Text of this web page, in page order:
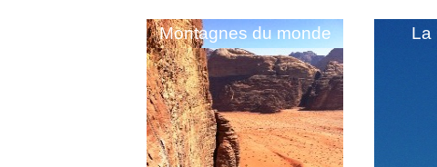
Montagnes du monde La